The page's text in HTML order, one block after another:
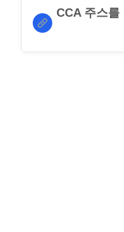
CCA 주스